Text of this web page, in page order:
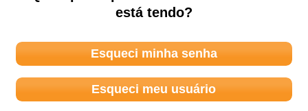
está tendo?